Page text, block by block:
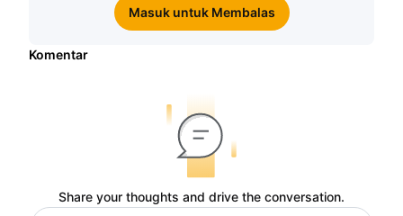
Masuk untuk Membalas
Komentar
Share your thoughts and drive the conversation.